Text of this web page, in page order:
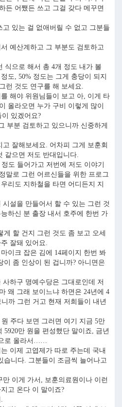
든 어쨌든 쓰고 그걸 갖다 메꾸면
있는 걸 없애버릴 수 없고 그분들
예산계하고 그 부분도 검토하고
식으로 해서 총 4개 정도 내가 볼
도, 50% 정도는 그게 충당이 되지
런 것도 연구를 해 보세요.
해야 위원님들이 보고 아, 이게 타
올라오면 누가 구비 이렇게 많이
있겠어요?
부분 검토하고 있으니까 신중하게
고 잘해보세요. 어차피 그게 보훈회
같으면 저도 반대입니다.
도 들어가고 저번에 저도 이야기
말로 그런 어르신들을 위한 프로그
리도 지하철을 타면 어디든지 지
설을 만들어서 할 수 있는 그런 것
하신 분 출장 내서 호주에 한번 가
할 건지 그런 것도 좀 보고 오세
잘돼 있어요.
이크 잡은 김에 14페이지 한번 봐
이 좀 인상이 된 겁니까? 아니면은
사하구 명예수당은 그대로인데 저
왜 그래 보이느냐 하면은 24년에 4
까 그런 거고 현재 저희들이 내년
주다 보면 그러면 여기 지금 5만
5920만 원을 편성했단 말이죠, 금년
로 올라서……
이제 고엽제가 따로 주는데 국내
습니다. 그분들이 조금씩 늘어나고
만 이게 가서, 보훈의료원이나 이런
고 온다 이 말이죠?
.